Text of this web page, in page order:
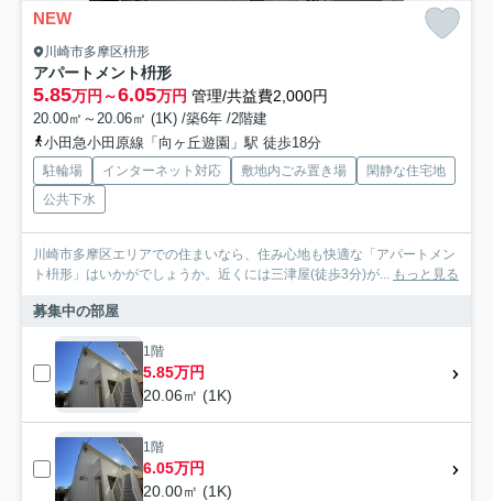
NEW
川崎市多摩区枡形
アパートメント枡形
5.85万円～6.05万円 管理/共益費2,000円
20.00㎡～20.06㎡ (1K) /築6年 /2階建
小田急小田原線「向ヶ丘遊園」駅 徒歩18分
駐輪場 インターネット対応 敷地内ごみ置き場
閑静な住宅地
公共下水
川崎市多摩区エリアでの住まいなら、住み心地も快適な「アパートメン
ト枡形」はいかがでしょうか。近くには三津屋(徒歩3分)が...
もっと見る
募集中の部屋
1階
5.85万円
20.06㎡ (1K)
1階
6.05万円
20.00㎡ (1K)